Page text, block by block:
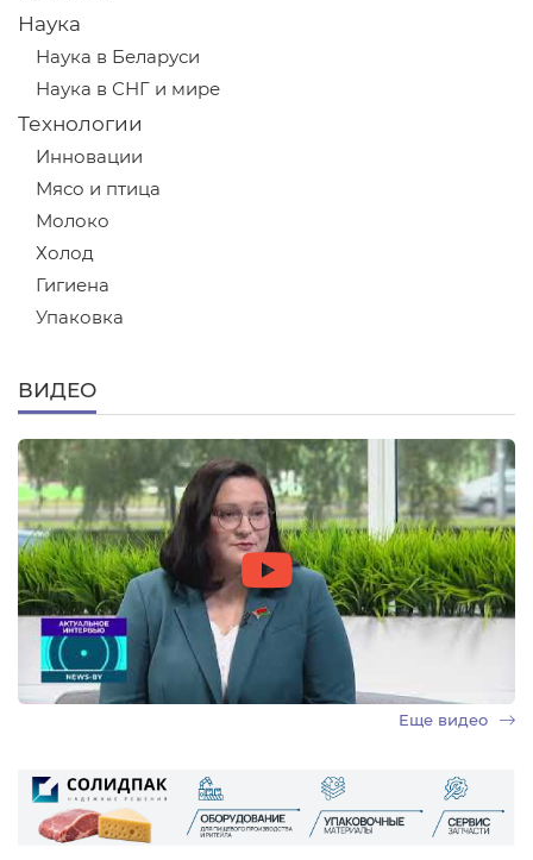
Наука
Наука в Беларуси
Наука в СНГ и мире
Технологии
Инновации
Мясо и птица
Молоко
Холод
Гигиена
Упаковка
ВИДЕО
Еще видео